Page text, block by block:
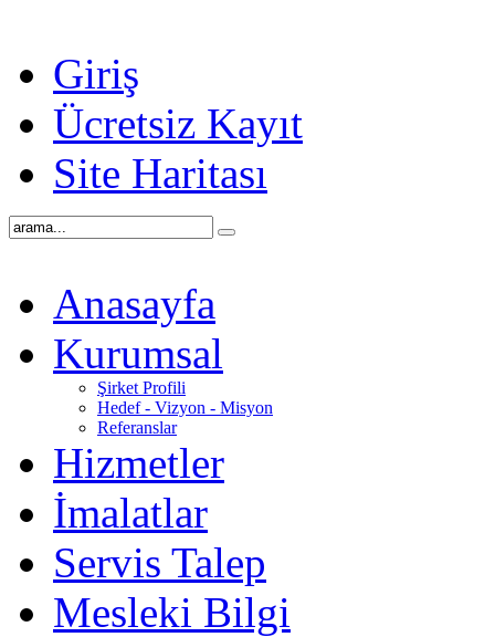
Giriş
Ücretsiz Kayıt
Site Haritası
Anasayfa
Kurumsal
Şirket Profili
Hedef - Vizyon - Misyon
Referanslar
Hizmetler
İmalatlar
Servis Talep
Mesleki Bilgi